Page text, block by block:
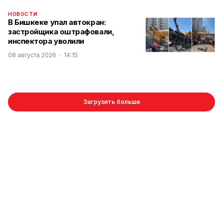
НОВОСТИ
В Бишкеке упал автокран:
застройщика оштрафовали,
инспектора уволили
08 августа 2026 14:15
Загрузить больше